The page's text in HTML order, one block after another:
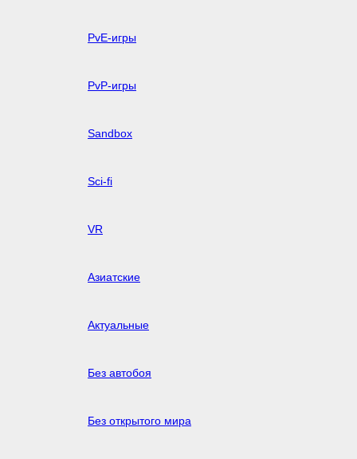
PvE-игры
PvP-игры
Sandbox
Sci-fi
VR
Азиатские
Актуальные
Без автобоя
Без открытого мира